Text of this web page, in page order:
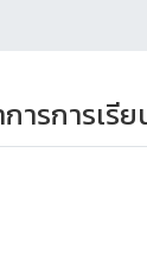
ารการเรี